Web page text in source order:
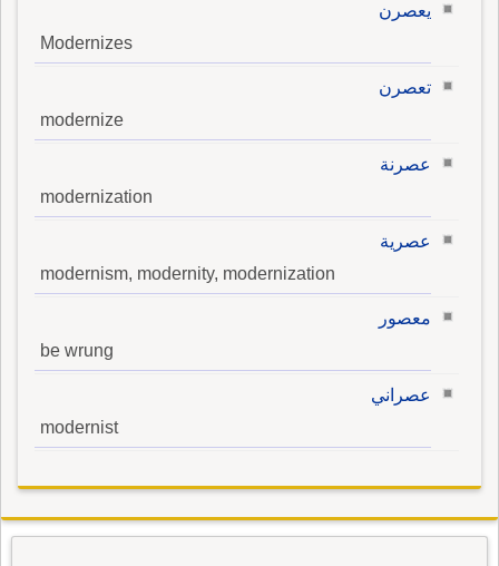
يعصرن
Modernizes
تعصرن
modernize
عصرنة
modernization
عصرية
modernism, modernity, modernization
معصور
be wrung
عصراني
modernist